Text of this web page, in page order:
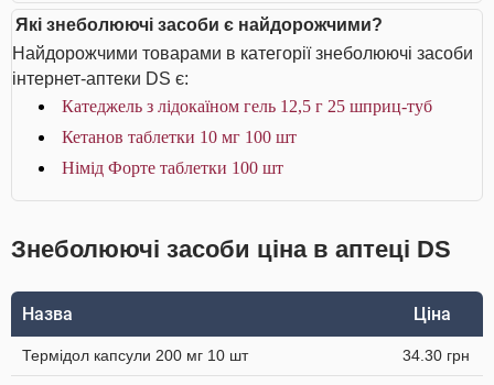
Які знеболюючі засоби є найдорожчими?
Найдорожчими товарами в категорії знеболюючі засоби
інтернет-аптеки DS є:
Катеджель з лідокаїном гель 12,5 г 25 шприц-туб
Кетанов таблетки 10 мг 100 шт
Німід Форте таблетки 100 шт
Знеболюючі засоби ціна в аптеці DS
Назва Ціна
Термідол капсули 200 мг 10 шт 34.30 грн